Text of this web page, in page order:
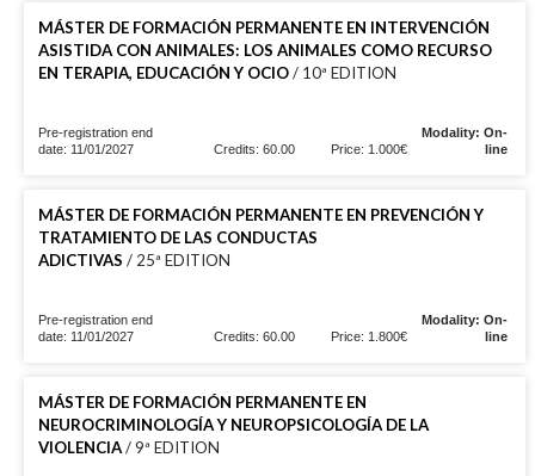
MÁSTER DE FORMACIÓN PERMANENTE EN INTERVENCIÓN
ASISTIDA CON ANIMALES: LOS ANIMALES COMO RECURSO
EN TERAPIA, EDUCACIÓN Y OCIO/ 10ª EDITION
Pre-registration end
date: 11/01/2027
Credits: 60.00 Price: 1.000€
Modality: On-
line
MÁSTER DE FORMACIÓN PERMANENTE EN PREVENCIÓN Y
TRATAMIENTO DE LAS CONDUCTAS
ADICTIVAS / 25ª EDITION
Pre-registration end
date: 11/01/2027
Credits: 60.00 Price: 1.800€
Modality: On-
line
MÁSTER DE FORMACIÓN PERMANENTE EN
NEUROCRIMINOLOGÍA Y NEUROPSICOLOGÍA DE LA
VIOLENCIA/ 9ª EDITION